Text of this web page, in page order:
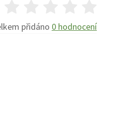
přidáno 0 hodnocení